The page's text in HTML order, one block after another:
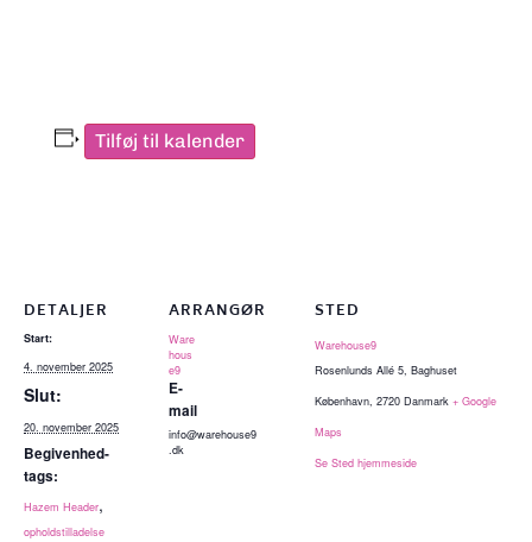
Tilføj til kalender
DETALJER
Start:
4. november 2025
Slut:
20. november 2025
Begivenhed-
tags:
Hazem Header,
opholdstilladelse
ARRANGØR
Ware
hous
e9
E-
mail
info@warehouse9
.dk
STED
Warehouse9
Rosenlunds Allé 5, Baghuset
København, 2720 Danmark + Google
Maps
Se Sted hjemmeside